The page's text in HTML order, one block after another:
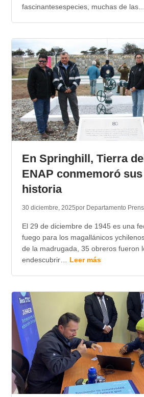
fascinantesespecies, muchas de las…
En Springhill, Tierra
ENAP conmemoró
historia
30 diciembre, 2025por Departamento
El 29 de diciembre de 1945 es una
fuego para los magallánicos
de la madrugada, 35 obreros fueron
endescubrir… Leer más